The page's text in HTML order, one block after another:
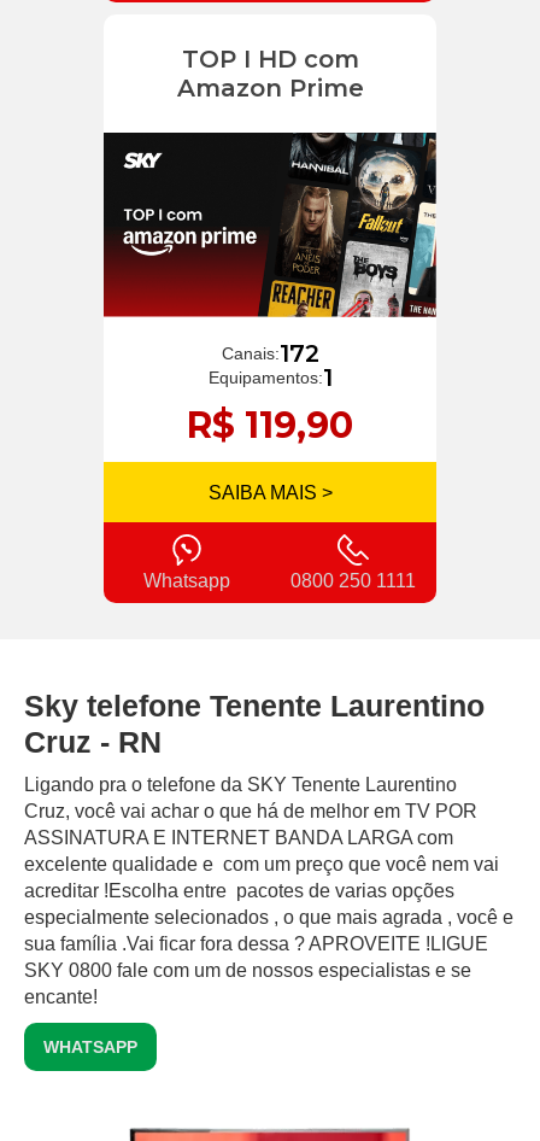
TOP I HD com
Amazon Prime
Canais:172
Equipamentos:1
R$ 119,90
SAIBA MAIS >
Whatsapp 0800 250 1111
Sky telefone Tenente Laurentino
Cruz - RN
Ligando pra o telefone da SKY Tenente Laurentino
Cruz, você vai achar o que há de melhor em TV POR
ASSINATURA E INTERNET BANDA LARGA com
excelente qualidade e com um preço que você nem vai
acreditar !Escolha entre pacotes de varias opções
especialmente selecionados , o que mais agrada , você e
sua família .Vai ficar fora dessa ? APROVEITE !LIGUE
SKY 0800 fale com um de nossos especialistas e se
encante!
WHATSAPP